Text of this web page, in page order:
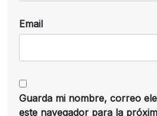
Email
Guarda mi nombre, correo
este navegador para la